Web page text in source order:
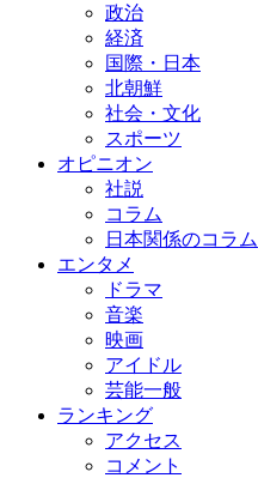
政治
経済
国際・日本
北朝鮮
社会・文化
スポーツ
オピニオン
社説
コラム
日本関係のコラム
エンタメ
ドラマ
音楽
映画
アイドル
芸能一般
ランキング
アクセス
コメント